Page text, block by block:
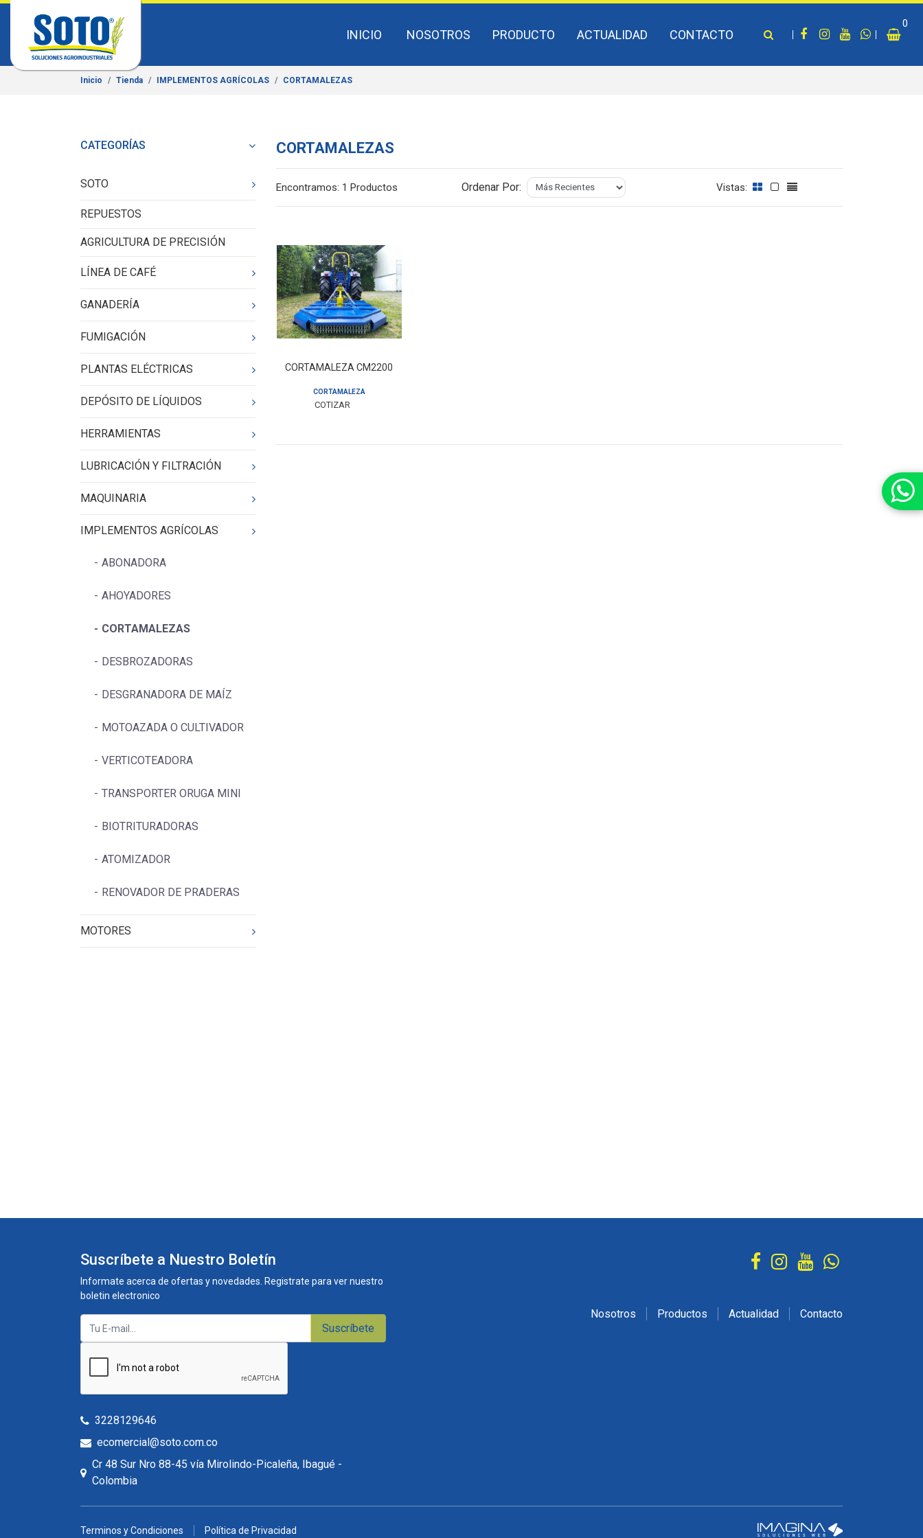
INICIO NOSOTROS PRODUCTO ACTUALIDAD CONTACTO
0
Inicio Tienda IMPLEMENTOS AGRÍCOLAS CORTAMALEZAS
CATEGORÍAS
SOTO
REPUESTOS
AGRICULTURA DE PRECISIÓN
LÍNEA DE CAFÉ
GANADERÍA
FUMIGACIÓN
PLANTAS ELÉCTRICAS
DEPÓSITO DE LÍQUIDOS
HERRAMIENTAS
LUBRICACIÓN Y FILTRACIÓN
MAQUINARIA
IMPLEMENTOS AGRÍCOLAS
ABONADORA
AHOYADORES
CORTAMALEZAS
DESBROZADORAS
DESGRANADORA DE MAÍZ
MOTOAZADA O CULTIVADOR
VERTICOTEADORA
TRANSPORTER ORUGA MINI
BIOTRITURADORAS
ATOMIZADOR
RENOVADOR DE PRADERAS
MOTORES
CORTAMALEZAS
Encontramos: 1 Productos Ordenar Por: Vistas:
CORTAMALEZA CM2200
CORTAMALEZA
COTIZAR
Suscríbete a Nuestro Boletín
Informate acerca de ofertas y novedades. Registrate para ver nuestro
boletin electronico
Suscríbete
3228129646
ecomercial@soto.com.co
Cr 48 Sur Nro 88-45 vía Mirolindo-Picaleña, Ibagué -
Colombia
Nosotros Productos Actualidad Contacto
Terminos y Condiciones Política de Privacidad